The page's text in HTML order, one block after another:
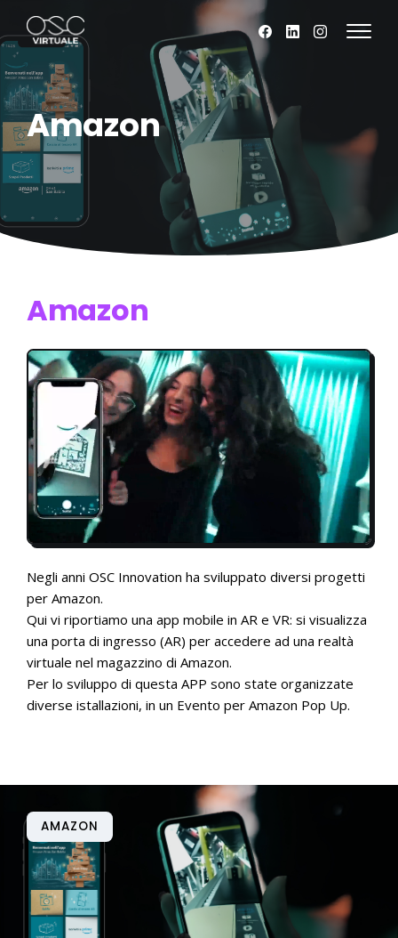
Amazon
Amazon
Negli anni OSC Innovation ha sviluppato diversi progetti
per Amazon.
Qui vi riportiamo una app mobile in AR e VR: si visualizza
una porta di ingresso (AR) per accedere ad una realtà
virtuale nel magazzino di Amazon.
Per lo sviluppo di questa APP sono state organizzate
diverse istallazioni, in un Evento per Amazon Pop Up.
AMAZON